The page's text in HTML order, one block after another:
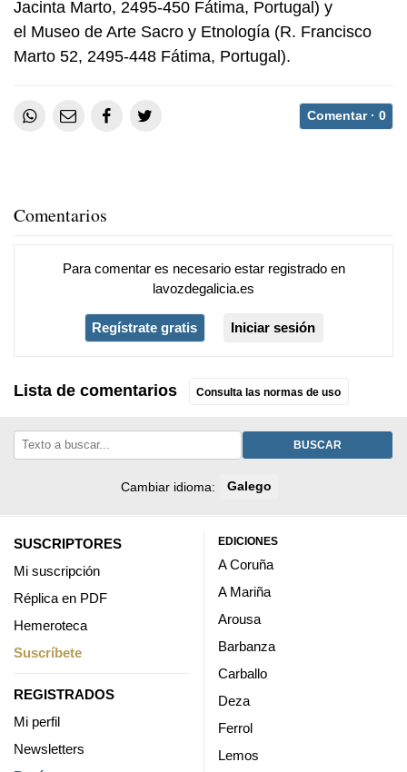
Jacinta Marto, 2495-450 Fátima, Portugal) y
el Museo de Arte Sacro y Etnología (R. Francisco
Marto 52, 2495-448 Fátima, Portugal).
Comentar · 0
Comentarios
Para comentar es necesario estar registradoen
lavozdegalicia.es
Regístrate gratis Iniciar sesión
Lista de comentarios Consulta las normas de uso
BUSCAR
Cambiar idioma: Galego
SUSCRIPTORES
Mi suscripción
Réplica en PDF
Hemeroteca
Suscríbete
REGISTRADOS
Mi perfil
Newsletters
EDICIONES
A Coruña
A Mariña
Arousa
Barbanza
Carballo
Deza
Ferrol
Lemos